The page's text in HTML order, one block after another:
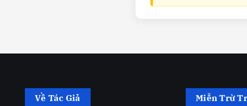
Về Tác Giả Miễn Trừ